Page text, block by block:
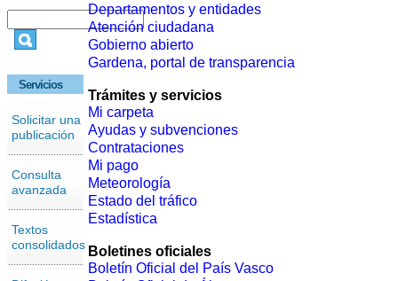
Servicios
Solicitar una
publicación
Consulta
avanzada
Textos
consolidados
Departamentos y entidades
Atención ciudadana
Gobierno abierto
Gardena, portal de transparencia
Trámites y servicios
Mi carpeta
Ayudas y subvenciones
Contrataciones
Mi pago
Meteorología
Estado del tráfico
Estadística
Boletines oficiales
Boletín Oficial del País Vasco